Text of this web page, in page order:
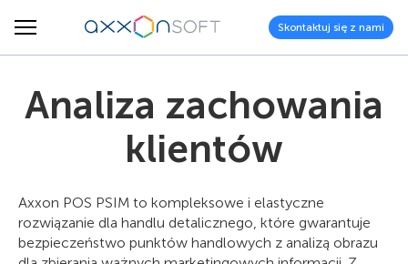
Skontaktuj się z nami
Analiza zachowania
klientów
Axxon POS PSIM to kompleksowe i elastyczne
rozwiązanie dla handlu detalicznego, które gwarantuje
bezpieczeństwo punktów handlowych z analizą obrazu